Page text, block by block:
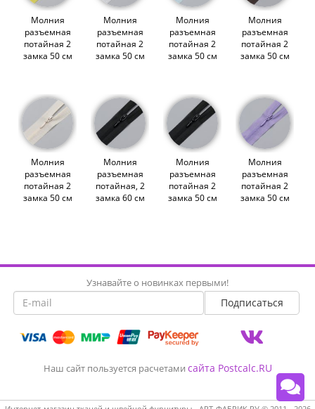
Молния
разъемная
потайная 2
замка 50 см
Молния
разъемная
потайная 2
замка 50 см
Молния
разъемная
потайная 2
замка 50 см
Молния
разъемная
потайная 2
замка 50 см
Молния
разъемная
потайная 2
замка 50 см
Молния
разъемная
потайная, 2
замка 60 см
Молния
разъемная
потайная 2
замка 50 см
Молния
разъемная
потайная 2
замка 50 см
Узнавайте о новинках первыми!
Наш сайт пользуется расчетами сайта Postcalc.RU